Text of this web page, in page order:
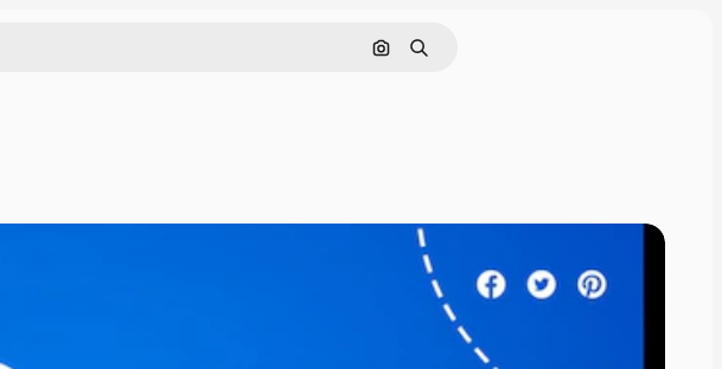
Nach Bild suchen
Suchen